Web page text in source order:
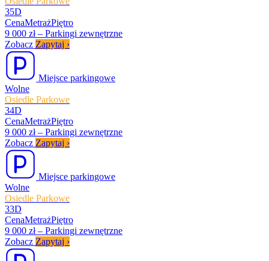
35D
CenaMetrażPiętro
9 000 zł – Parkingi zewnętrzne
Zobacz Zapytaj ›
Miejsce parkingowe
Wolne
Osiedle Parkowe
34D
CenaMetrażPiętro
9 000 zł – Parkingi zewnętrzne
Zobacz Zapytaj ›
Miejsce parkingowe
Wolne
Osiedle Parkowe
33D
CenaMetrażPiętro
9 000 zł – Parkingi zewnętrzne
Zobacz Zapytaj ›